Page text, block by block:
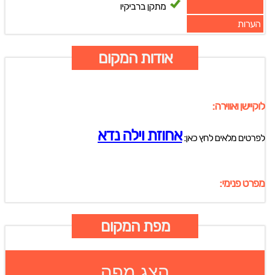
מתקן ברביקיו
הערות
אודות המקום
לוקיישן ואווירה:
לפרטים מלאים לחץ כאן:אחוזת וילה נדא
מפרט פנימי:
מפת המקום